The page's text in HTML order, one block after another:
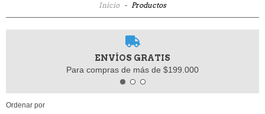
Inicio - Productos
ENVÍOS GRATIS
Para compras de más de $199.000
Ordenar por